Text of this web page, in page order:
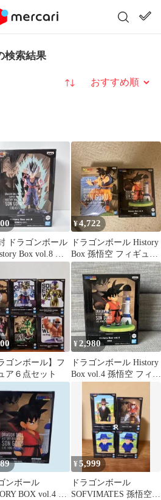
索結果
並び替え
ドラゴンボール
Box vol.8 孫
ースト
¥4,722
ドラゴンボール History
Box 孫悟空 フィギュア
2種 vol.1、4
ゴンボール】フ
ア６点セット
¥2,980
ドラゴンボール History
Box vol.4 孫悟空 フィギ
ンボール
BOX vol.4 孫
¥5,999
ドラゴンボール
SOFVIMATES 孫悟空